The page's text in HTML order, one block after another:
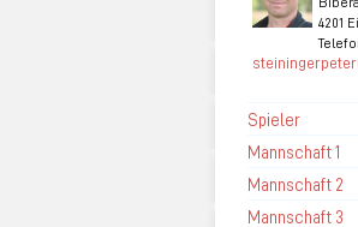
4201
Spieler
Mannschaft 1
Mannschaft 2
Mannschaft 3